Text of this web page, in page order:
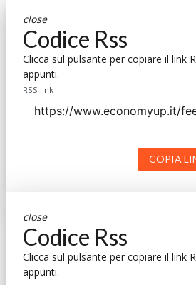
close
Codice Rss
Clicca sul pulsante per copiare il link
appunti.
RSS link
COPIA
close
Codice Rss
Clicca sul pulsante per copiare il link
appunti.